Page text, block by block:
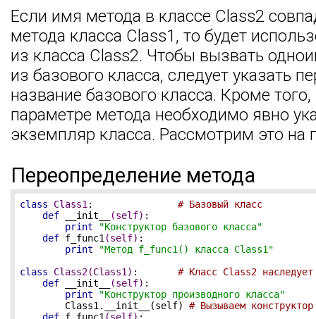
Если имя метода в классе Class2
метода класса Class1, то будет
из класса Class2. Чтобы вызвать
из базового класса, следует указать
название базового класса. Кроме
параметре метода необходимо явно
экземпляр класса. Рассмотрим это на
Переопределение метода
class Class1 :
# Базовый класс
def
__init__ (self) :
print
"Конструктор базового класса"
def f_func1 (self) :
print
"Метод f_func1() класса Class1"
class
Class2(Class1) :
# Класс Class2
def
__init__ (self) :
print
"Конструктор производного класса"
        Class1.__init__(self)
# Вызываем